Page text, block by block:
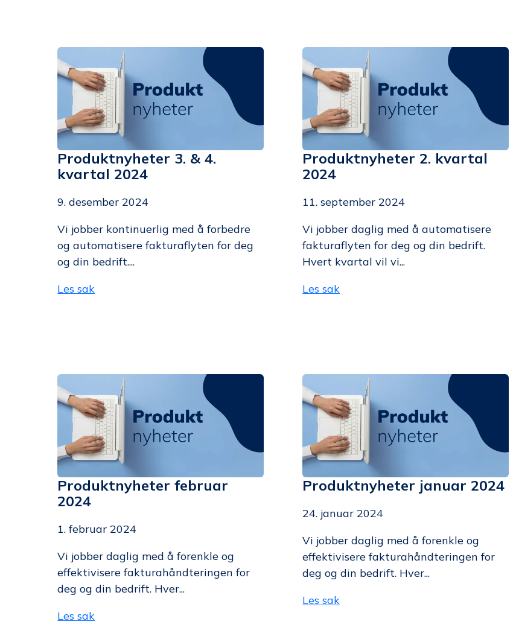
Produktnyheter 3. & 4.
kvartal 2024
9. desember 2024
Vi jobber kontinuerlig med å forbedre
og automatisere fakturaflyten for deg
og din bedrift....
Les sak
Produktnyheter 2. kvartal
2024
11. september 2024
Vi jobber daglig med å automatisere
fakturaflyten for deg og din bedrift.
Hvert kvartal vil vi...
Les sak
Produktnyheter februar
2024
1. februar 2024
Vi jobber daglig med å forenkle og
effektivisere fakturahåndteringen for
deg og din bedrift. Hver...
Les sak
Produktnyheter januar 2024
24. januar 2024
Vi jobber daglig med å forenkle og
effektivisere fakturahåndteringen for
deg og din bedrift. Hver...
Les sak